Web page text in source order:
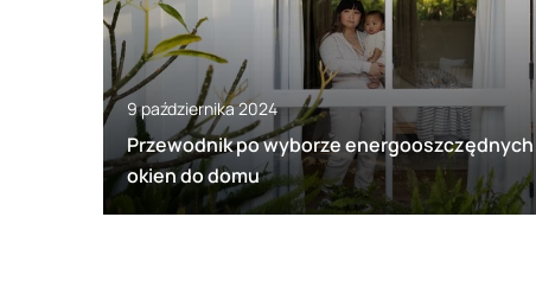
9 października 2024
Przewodnik po wyborze energooszczędnych
okien do domu